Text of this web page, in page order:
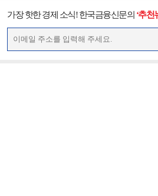
가장 핫한 경제 소식! 한국금융신문의 ‘추천